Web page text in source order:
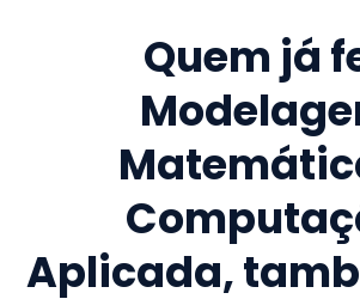
Quem já
Aplicada,